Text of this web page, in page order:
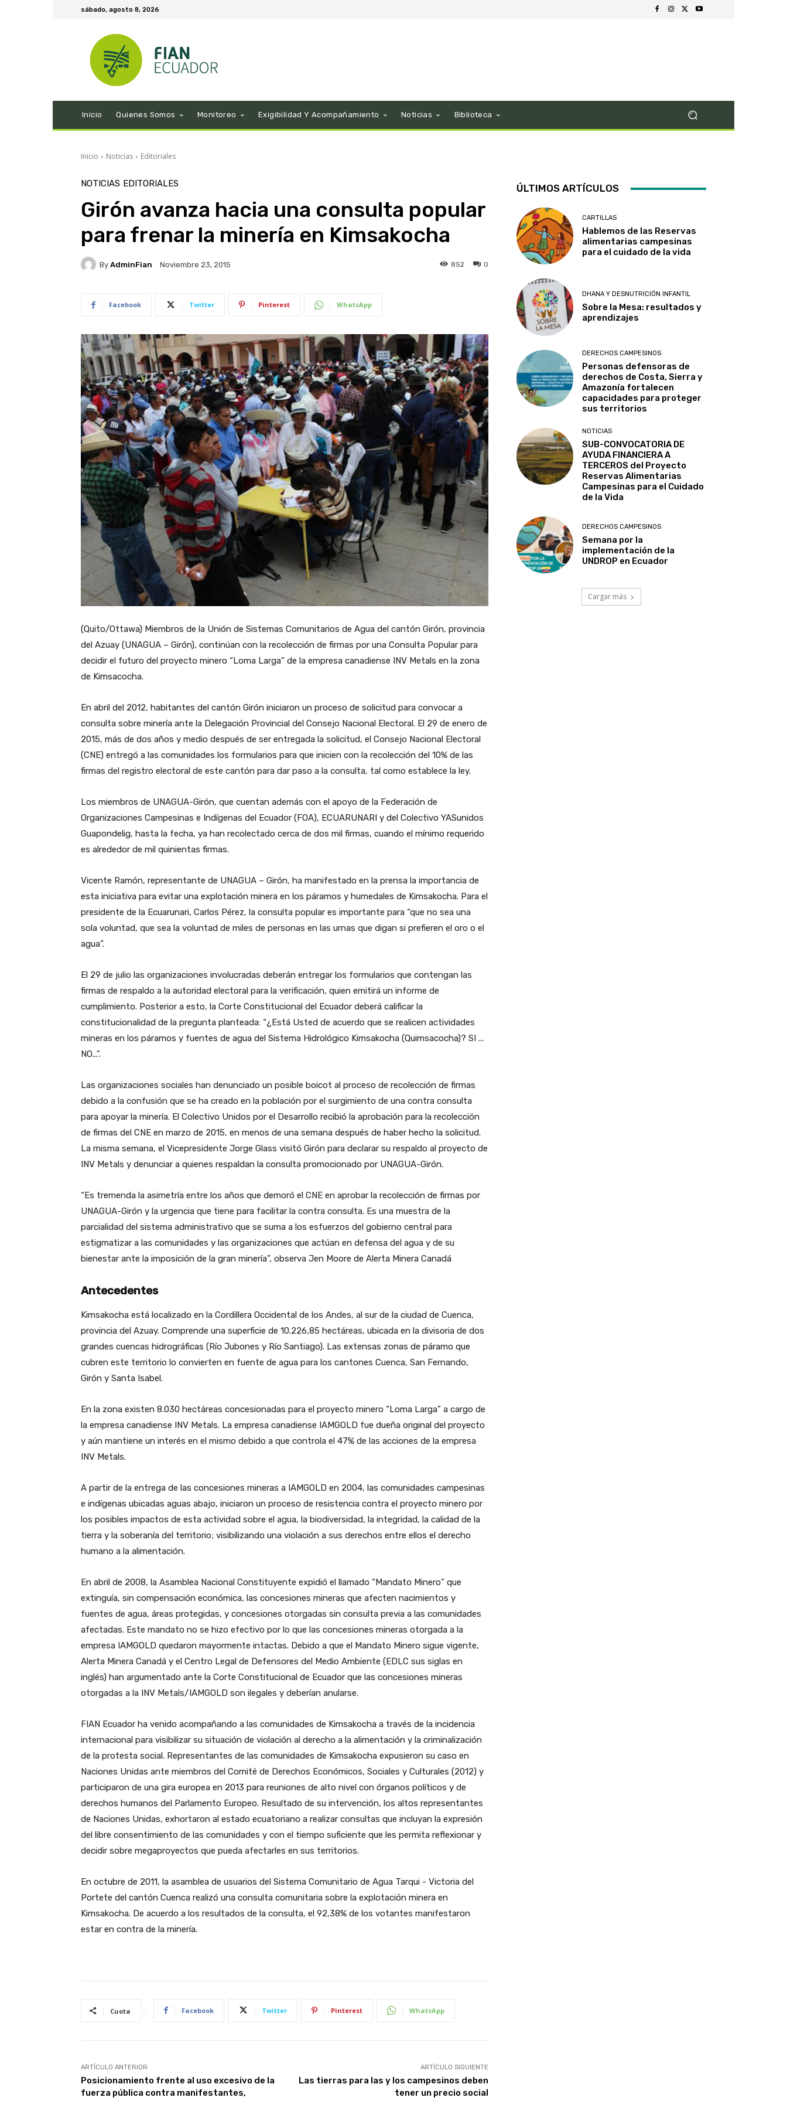
sábado, agosto 8, 2026
Inicio Quienes Somos Monitoreo Exigibilidad Y Acompañamiento Noticias Biblioteca
Inicio Noticias Editoriales
NOTICIAS EDITORIALES
Girón avanza hacia una consulta popular
para frenar la minería en Kimsakocha
By AdminFian Noviembre 23, 2015 0
852
Facebook Twitter Pinterest WhatsApp
(Quito/Ottawa) Miembros de la Unión de Sistemas Comunitarios de Agua del cantón Girón, provincia
del Azuay (UNAGUA – Girón), continúan con la recolección de firmas por una Consulta Popular para
decidir el futuro del proyecto minero “Loma Larga” de la empresa canadiense INV Metals en la zona
de Kimsacocha.
En abril del 2012, habitantes del cantón Girón iniciaron un proceso de solicitud para convocar a
consulta sobre minería ante la Delegación Provincial del Consejo Nacional Electoral. El 29 de enero de
2015, más de dos años y medio después de ser entregada la solicitud, el Consejo Nacional Electoral
(CNE) entregó a las comunidades los formularios para que inicien con la recolección del 10% de las
firmas del registro electoral de este cantón para dar paso a la consulta, tal como establece la ley.
Los miembros de UNAGUA-Girón, que cuentan además con el apoyo de la Federación de
Organizaciones Campesinas e Indígenas del Ecuador (FOA), ECUARUNARI y del Colectivo YASunidos
Guapondelig, hasta la fecha, ya han recolectado cerca de dos mil firmas, cuando el mínimo requerido
es alrededor de mil quinientas firmas.
Vicente Ramón, representante de UNAGUA – Girón, ha manifestado en la prensa la importancia de
esta iniciativa para evitar una explotación minera en los páramos y humedales de Kimsakocha. Para el
presidente de la Ecuarunari, Carlos Pérez, la consulta popular es importante para “que no sea una
sola voluntad, que sea la voluntad de miles de personas en las urnas que digan si prefieren el oro o el
agua”.
El 29 de julio las organizaciones involucradas deberán entregar los formularios que contengan las
firmas de respaldo a la autoridad electoral para la verificación, quien emitirá un informe de
cumplimiento. Posterior a esto, la Corte Constitucional del Ecuador deberá calificar la
constitucionalidad de la pregunta planteada: “¿Está Usted de acuerdo que se realicen actividades
mineras en los páramos y fuentes de agua del Sistema Hidrológico Kimsakocha (Quimsacocha)? SI ...
NO...".
Las organizaciones sociales han denunciado un posible boicot al proceso de recolección de firmas
debido a la confusión que se ha creado en la población por el surgimiento de una contra consulta
para apoyar la minería. El Colectivo Unidos por el Desarrollo recibió la aprobación para la recolección
de firmas del CNE en marzo de 2015, en menos de una semana después de haber hecho la solicitud.
La misma semana, el Vicepresidente Jorge Glass visitó Girón para declarar su respaldo al proyecto de
INV Metals y denunciar a quienes respaldan la consulta promocionado por UNAGUA-Girón.
“Es tremenda la asimetría entre los años que demoró el CNE en aprobar la recolección de firmas por
UNAGUA-Girón y la urgencia que tiene para facilitar la contra consulta. Es una muestra de la
parcialidad del sistema administrativo que se suma a los esfuerzos del gobierno central para
estigmatizar a las comunidades y las organizaciones que actúan en defensa del agua y de su
bienestar ante la imposición de la gran minería”, observa Jen Moore de Alerta Minera Canadá
Antecedentes
Kimsakocha está localizado en la Cordillera Occidental de los Andes, al sur de la ciudad de Cuenca,
provincia del Azuay. Comprende una superficie de 10.226,85 hectáreas, ubicada en la divisoria de dos
grandes cuencas hidrográficas (Río Jubones y Río Santiago). Las extensas zonas de páramo que
cubren este territorio lo convierten en fuente de agua para los cantones Cuenca, San Fernando,
Girón y Santa Isabel.
En la zona existen 8.030 hectáreas concesionadas para el proyecto minero “Loma Larga” a cargo de
la empresa canadiense INV Metals. La empresa canadiense IAMGOLD fue dueña original del proyecto
y aún mantiene un interés en el mismo debido a que controla el 47% de las acciones de la empresa
INV Metals.
A partir de la entrega de las concesiones mineras a IAMGOLD en 2004, las comunidades campesinas
e indígenas ubicadas aguas abajo, iniciaron un proceso de resistencia contra el proyecto minero por
los posibles impactos de esta actividad sobre el agua, la biodiversidad, la integridad, la calidad de la
tierra y la soberanía del territorio; visibilizando una violación a sus derechos entre ellos el derecho
humano a la alimentación.
En abril de 2008, la Asamblea Nacional Constituyente expidió el llamado “Mandato Minero” que
extinguía, sin compensación económica, las concesiones mineras que afecten nacimientos y
fuentes de agua, áreas protegidas, y concesiones otorgadas sin consulta previa a las comunidades
afectadas. Este mandato no se hizo efectivo por lo que las concesiones mineras otorgada a la
empresa IAMGOLD quedaron mayormente intactas. Debido a que el Mandato Minero sigue vigente,
Alerta Minera Canadá y el Centro Legal de Defensores del Medio Ambiente (EDLC sus siglas en
inglés) han argumentado ante la Corte Constitucional de Ecuador que las concesiones mineras
otorgadas a la INV Metals/IAMGOLD son ilegales y deberían anularse.
FIAN Ecuador ha venido acompañando a las comunidades de Kimsakocha a través de la incidencia
internacional para visibilizar su situación de violación al derecho a la alimentación y la criminalización
de la protesta social. Representantes de las comunidades de Kimsakocha expusieron su caso en
Naciones Unidas ante miembros del Comité de Derechos Económicos, Sociales y Culturales (2012) y
participaron de una gira europea en 2013 para reuniones de alto nivel con órganos políticos y de
derechos humanos del Parlamento Europeo. Resultado de su intervención, los altos representantes
de Naciones Unidas, exhortaron al estado ecuatoriano a realizar consultas que incluyan la expresión
del libre consentimiento de las comunidades y con el tiempo suficiente que les permita reflexionar y
decidir sobre megaproyectos que pueda afectarles en sus territorios.
En octubre de 2011, la asamblea de usuarios del Sistema Comunitario de Agua Tarqui - Victoria del
Portete del cantón Cuenca realizó una consulta comunitaria sobre la explotación minera en
Kimsakocha. De acuerdo a los resultados de la consulta, el 92,38% de los votantes manifestaron
estar en contra de la minería.
Cuota Facebook Twitter Pinterest WhatsApp
ARTÍCULO ANTERIOR
Posicionamiento frente al uso excesivo de la
fuerza pública contra manifestantes,
ARTÍCULO SIGUIENTE
Las tierras para las y los campesinos deben
tener un precio social
ÚLTIMOS ARTÍCULOS
CARTILLAS
Hablemos de las Reservas
alimentarias campesinas
para el cuidado de la vida
DHANA Y DESNUTRICIÓN INFANTIL
Sobre la Mesa: resultados y
aprendizajes
DERECHOS CAMPESINOS
Personas defensoras de
derechos de Costa, Sierra y
Amazonía fortalecen
capacidades para proteger
sus territorios
NOTICIAS
SUB-CONVOCATORIA DE
AYUDA FINANCIERA A
TERCEROS del Proyecto
Reservas Alimentarias
Campesinas para el Cuidado
de la Vida
DERECHOS CAMPESINOS
Semana por la
implementación de la
UNDROP en Ecuador
Cargar más